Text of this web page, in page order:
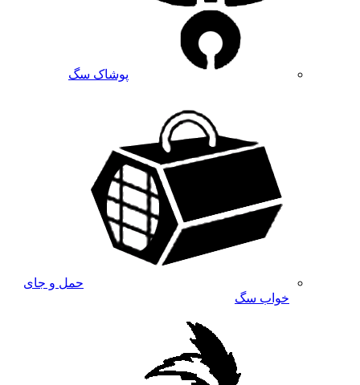
پوشاک سگ
حمل و جای
خواب سگ